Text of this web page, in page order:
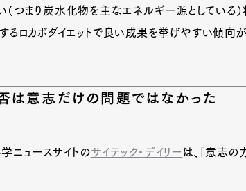
つまり炭水化物を主なエネルギー源としている
るロカボダイエットで良い成果を挙げやすい傾向が
は意志だけの問題ではなかった
ニュースサイトのサイテック・デイリー は、「意志